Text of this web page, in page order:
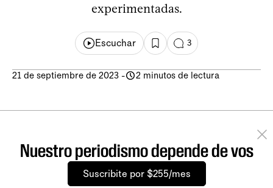
experimentadas.
Escuchar 3
21 de septiembre de 2023 - 2 minutos de lectura
Nuestro periodismo depende de vos
Suscribite por $255/mes